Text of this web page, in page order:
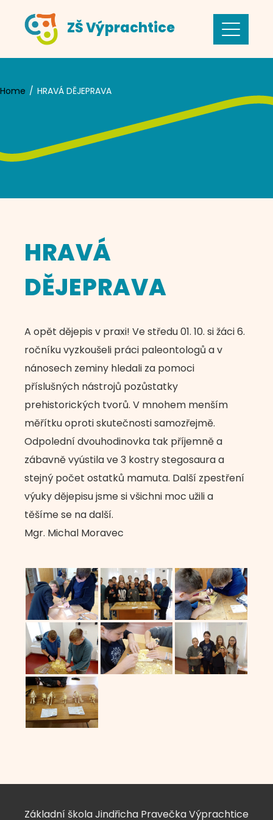
content
ZŠ Výprachtice
Home HRAVÁ DĚJEPRAVA
HRAVÁ
DĚJEPRAVA
A opět dějepis v praxi! Ve středu 01. 10. si žáci 6.
ročníku vyzkoušeli práci paleontologů a v
nánosech zeminy hledali za pomoci
příslušných nástrojů pozůstatky
prehistorických tvorů. V mnohem menším
měřítku oproti skutečnosti samozřejmě.
Odpolední dvouhodinovka tak příjemně a
zábavně vyústila ve 3 kostry stegosaura a
stejný počet ostatků mamuta. Další zpestření
výuky dějepisu jsme si všichni moc užili a
těšíme se na další.
Mgr. Michal Moravec
Základní škola Jindřicha Pravečka Výprachtice